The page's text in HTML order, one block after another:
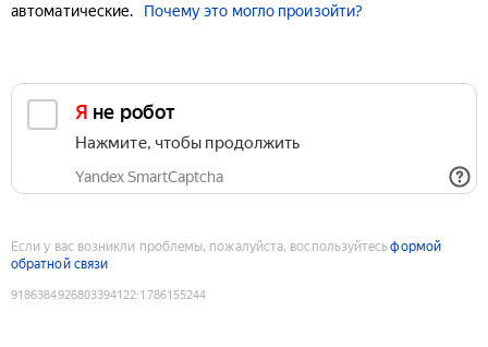
автоматические.
Почему это могло произойти?
Я не робот
Нажмите, чтобы продолжить
Yandex SmartCaptcha
Если у вас возникли проблемы, пожалуйста, воспользуйтесьформой
обратной связи
9186384926803394122:1786155244